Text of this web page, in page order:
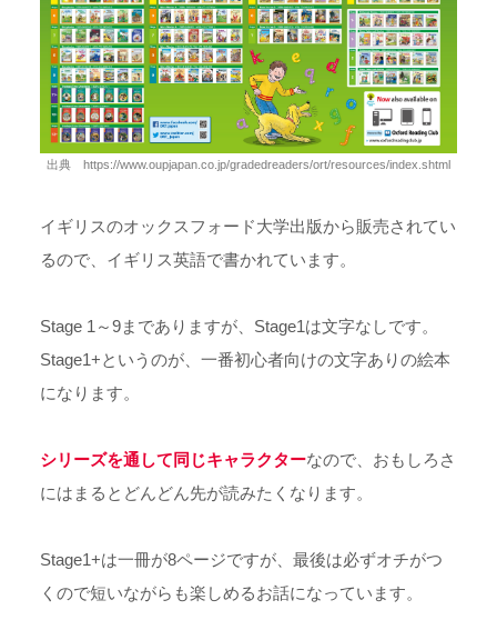
出典 https://www.oupjapan.co.jp/gradedreaders/ort/resources/index.shtml
イギリスのオックスフォード大学出版から販売されてい
るので、イギリス英語で書かれています。
Stage 1～9までありますが、Stage1は文字なしです。
Stage1+というのが、一番初心者向けの文字ありの絵本
になります。
シリーズを通して同じキャラクターなので、おもしろさ
にはまるとどんどん先が読みたくなります。
Stage1+は一冊が8ページですが、最後は必ずオチがつ
くので短いながらも楽しめるお話になっています。